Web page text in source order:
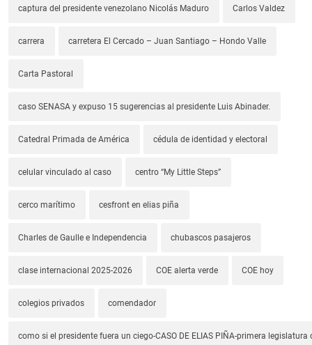
captura del presidente venezolano Nicolás Maduro Carlos Valdez
carrera carretera El Cercado – Juan Santiago – Hondo Valle
Carta Pastoral
caso SENASA y expuso 15 sugerencias al presidente Luis Abinader.
Catedral Primada de América cédula de identidad y electoral
celular vinculado al caso centro “My Little Steps”
cerco marítimo cesfront en elias piña
Charles de Gaulle e Independencia chubascos pasajeros
clase internacional 2025-2026 COE alerta verde COE hoy
colegios privados comendador
como si el presidente fuera un ciego-CASO DE ELIAS PIÑA-primera legislatura